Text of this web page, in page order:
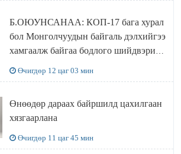
Б.ОЮУНСАНАА: КОП-17 бага хурал
бол Монголчуудын байгаль дэлхийгээ
хамгаалж байгаа бодлого шийдвэрийг
Өчигдөр 12 цаг 03 мин
Өнөөдөр дараах байршилд цахилгаан
хязгаарлана
Өчигдөр 11 цаг 45 мин